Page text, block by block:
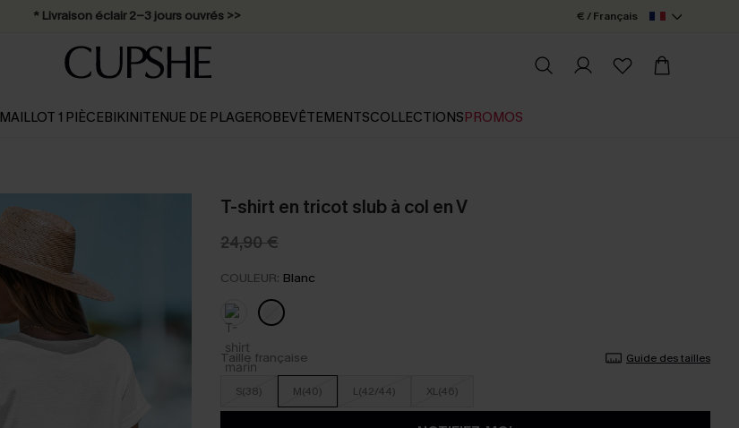
* Livraison éclair 2-3 jours ouvrés >> € / Français
MAILLOT 1 PIÈCEBIKINITENUE DE PLAGEROBEVÊTEMENTSCOLLECTIONSPROMOS
T-shirt en tricot slub à col en V
24,90 €
COULEUR: Blanc
Taille française Guide des tailles
S(38) M(40) L(42/44) XL(46)